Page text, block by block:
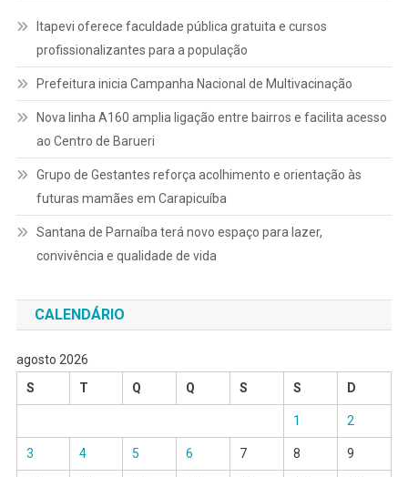
Itapevi oferece faculdade pública gratuita e cursos
profissionalizantes para a população
Prefeitura inicia Campanha Nacional de Multivacinação
Nova linha A160 amplia ligação entre bairros e facilita acesso
ao Centro de Barueri
Grupo de Gestantes reforça acolhimento e orientação às
futuras mamães em Carapicuíba
Santana de Parnaíba terá novo espaço para lazer,
convivência e qualidade de vida
CALENDÁRIO
agosto 2026
S
T Q Q S S D
1 2
3 4 5 6 7 8 9